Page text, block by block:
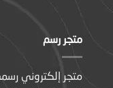
متجر رسم
متجر إلكتروني